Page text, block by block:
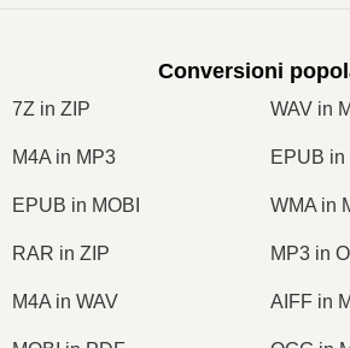
Conversioni
7Z in ZIP WAV in
M4A in MP3 EPUB in
EPUB in MOBI WMA in
RAR in ZIP MP3 in
M4A in WAV AIFF in